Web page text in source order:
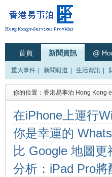
首頁 新聞資訊 @
重大事件 新聞報道 生活資訊
你的位置： 香港易事泊 Hong Kong
在iPhone上運行
esktop
你是幸運的
新功能
比 Google 地圖
用 (原價 $400 美
分析：iPad Pro